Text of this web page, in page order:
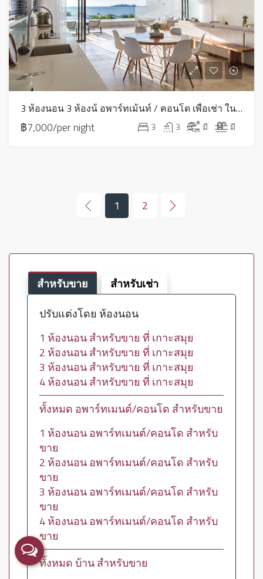
3 ห้องนอน 3 ห้องน้ อพาร์ทเม้นท์ / คอนโด เพื่อเช่า ใน ปลายแหลม – HV0072
฿7,000/per night 3 3 มี มี
1 2
สำหรับขาย
สำหรับเช่า
ปรับแต่งโดย ห้องนอน
1 ห้องนอน สำหรับขาย ที่ เกาะสมุย
2 ห้องนอน สำหรับขาย ที่ เกาะสมุย
3 ห้องนอน สำหรับขาย ที่ เกาะสมุย
4 ห้องนอน สำหรับขาย ที่ เกาะสมุย
ทั้งหมด อพาร์ทเมนต์/คอนโด สำหรับขาย
1 ห้องนอน อพาร์ทเมนต์/คอนโด สำหรับ
ขาย
2 ห้องนอน อพาร์ทเมนต์/คอนโด สำหรับ
ขาย
3 ห้องนอน อพาร์ทเมนต์/คอนโด สำหรับ
ขาย
4 ห้องนอน อพาร์ทเมนต์/คอนโด สำหรับ
ขาย
ทั้งหมด บ้าน สำหรับขาย